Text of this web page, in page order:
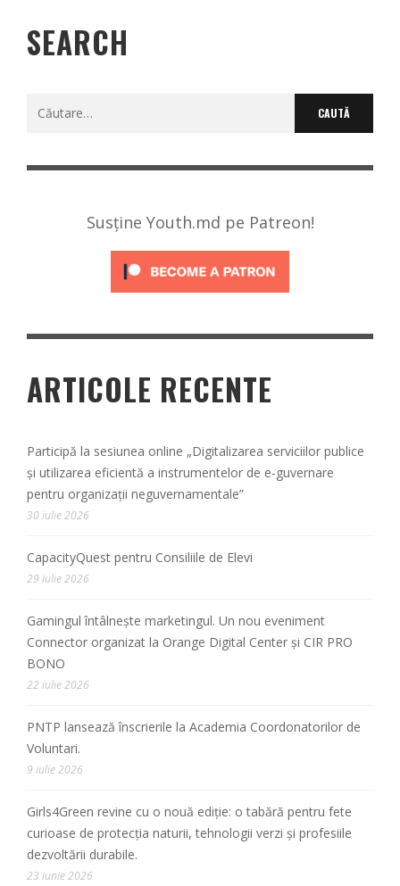
SEARCH
Caută
Susține Youth.md pe Patreon!
ARTICOLE RECENTE
Participă la sesiunea online „Digitalizarea serviciilor publice
și utilizarea eficientă a instrumentelor de e-guvernare
pentru organizații neguvernamentale”
30 iulie 2026
CapacityQuest pentru Consiliile de Elevi
29 iulie 2026
Gamingul întâlnește marketingul. Un nou eveniment
Connector organizat la Orange Digital Center și CIR PRO
BONO
22 iulie 2026
PNTP lansează înscrierile la Academia Coordonatorilor de
Voluntari.
9 iulie 2026
Girls4Green revine cu o nouă ediție: o tabără pentru fete
curioase de protecția naturii, tehnologii verzi și profesiile
dezvoltării durabile.
23 iunie 2026